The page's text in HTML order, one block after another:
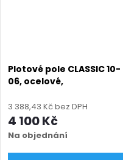
Plotové pole CLASSIC 10-
06, ocelové,
(šířka 100–3000 mm,
výška 450–1950 mm),
antracit RAL 7016 matná
3 388,43 Kč bez DPH
4 100 Kč
Na objednání